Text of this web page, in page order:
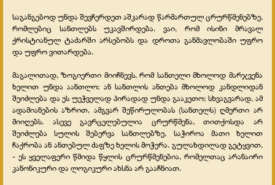
საგანგებოდ უნდა შევჩერდეთ აშკარად წარმართულ ცრურწმენებზე,
რომლებიც სანთლებს უკავშირდება. ვაი, რომ ისინი მრავალ
ქრისტიანულ ტაძარში არსებობს და დროთა განმავლობაში უფრო
და უფრო ვითარდება.
მაგალითად, ზოგიერთი მიიჩნევს, რომ სანთელი მხოლოდ მარჯვენა
ხელით უნდა აანთლო; ან სანთლის ანთება მხოლოდ კანდლიდან
შეიძლება და ეს უეჭველად პირადად უნდა გააკეთო; სხვაგვარად, ამ
ადამიანების აზრით, ამგვარ შეწირულობას (სანთელს) ღმერთი არ
მიიღებს. ასევე გავრცელებულია ცრურწმენა, თითქოსდა არ
შეიძლება სულის შებერვა სანთლებზე, საჭიროა მათი ხელით
ჩაქრობა ან ანთებულ ძაფზე ხელის მოჭერა. გულახდილად გეტყვით,
- ეს ყველაფერი წმიდა წყლის ცრურწმენებია, რომელთაც არანაირი
კანონიკური და ლოგიკური ახსნა არ გააჩნიათ.